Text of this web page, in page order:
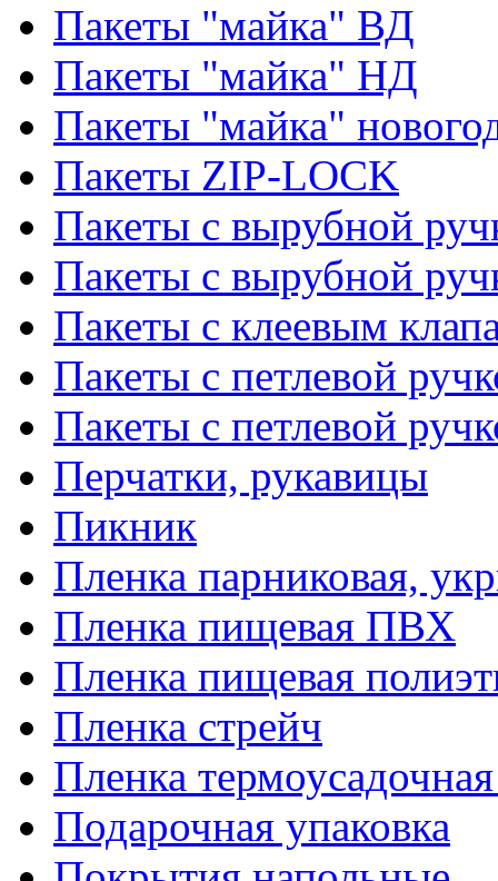
Пакеты "майка" ВД
Пакеты "майка" НД
Пакеты "майка"
Пакеты ZIP-LOCK
Пакеты с вырубной
Пакеты с вырубной
Пакеты с клеевым
Пакеты с петлевой
Пакеты с петлевой
Перчатки, рукавицы
Пикник
Пленка парниковая,
Пленка пищевая ПВХ
Пленка пищевая
Пленка стрейч
Пленка
Подарочная упаковка